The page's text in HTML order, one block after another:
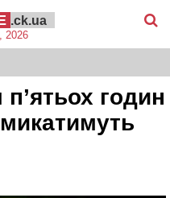
.ck.ua
2026
годин